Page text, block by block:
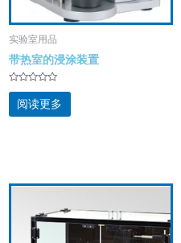
实验室用品
带热室的浸涂装置
评
分
&sol;
阅读更多